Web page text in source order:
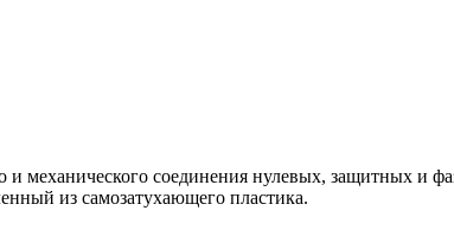
механического соединения нулевых, защитных и
из самозатухающего пластика.